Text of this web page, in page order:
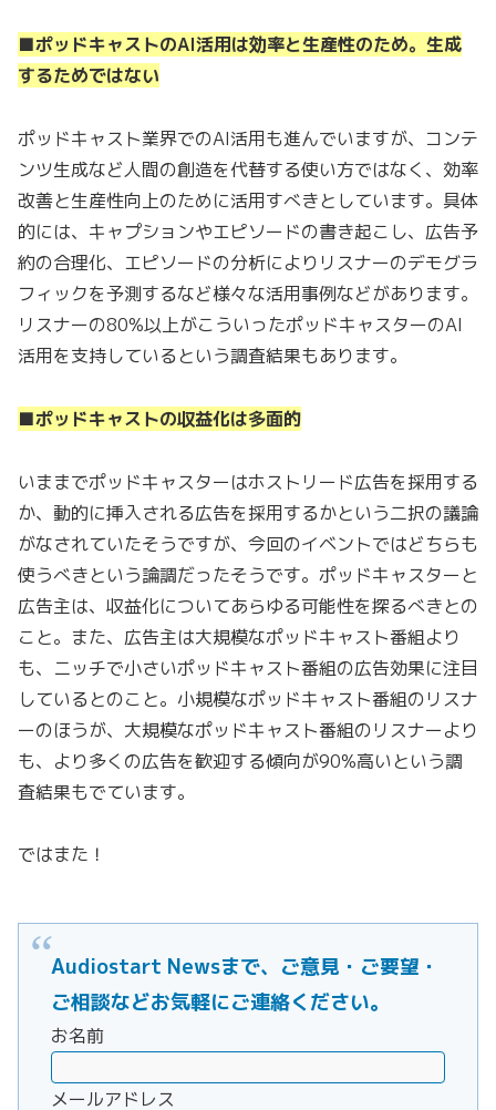
■ポッドキャストのAI活用は効率と生産性のため。生成
するためではない
ポッドキャスト業界でのAI活用も進んでいますが、コンテ
ンツ生成など人間の創造を代替する使い方ではなく、効率
改善と生産性向上のために活用すべきとしています。具体
的には、キャプションやエピソードの書き起こし、広告予
約の合理化、エピソードの分析によりリスナーのデモグラ
フィックを予測するなど様々な活用事例などがあります。
リスナーの80%以上がこういったポッドキャスターのAI
活用を支持しているという調査結果もあります。
■ポッドキャストの収益化は多面的
いままでポッドキャスターはホストリード広告を採用する
か、動的に挿入される広告を採用するかという二択の議論
がなされていたそうですが、今回のイベントではどちらも
使うべきという論調だったそうです。ポッドキャスターと
広告主は、収益化についてあらゆる可能性を探るべきとの
こと。また、広告主は大規模なポッドキャスト番組より
も、ニッチで小さいポッドキャスト番組の広告効果に注目
しているとのこと。小規模なポッドキャスト番組のリスナ
ーのほうが、大規模なポッドキャスト番組のリスナーより
も、より多くの広告を歓迎する傾向が90%高いという調
査結果もでています。
ではまた！
Audiostart Newsまで、ご意見・ご要望・
ご相談などお気軽にご連絡ください。
お名前
メールアドレス